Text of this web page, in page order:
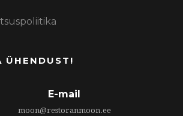
ÜHENDUST!
E-mail
moon@restoranmoon.ee